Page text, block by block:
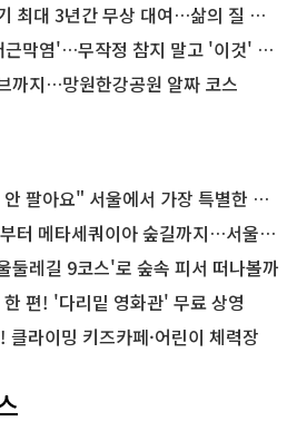
대 3년간 무상 대여…삶의 질 높인다
염'…무작정 참지 말고 '이것' 해보세요!
까지…망원한강공원 알짜 코스
요" 서울에서 가장 특별한 편의점의 정체
타세쿼이아 숲길까지…서울둘레길 15코스
둘레길 9코스'로 숲속 피서 떠나볼까
편! '다리밑 영화관' 무료 상영
라이밍 키즈카페·어린이 체력장